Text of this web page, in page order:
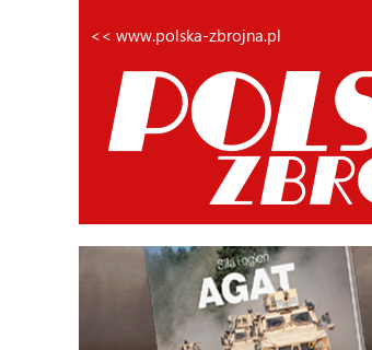
<< www.polska-zbrojna.pl